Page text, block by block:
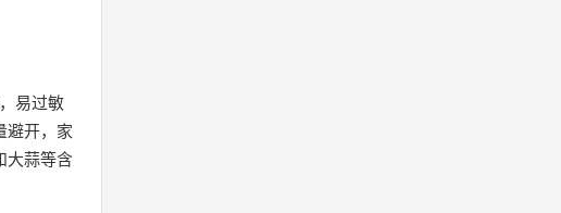
易过敏
避开，家
大蒜等含